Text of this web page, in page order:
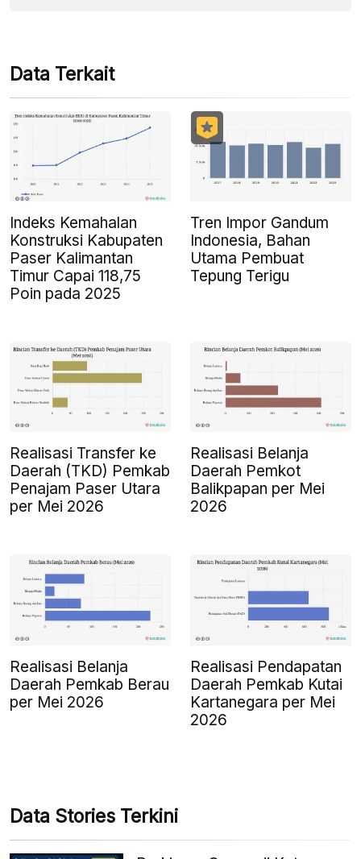
Data Terkait
Indeks Kemahalan
Konstruksi Kabupaten
Paser Kalimantan
Timur Capai 118,75
Poin pada 2025
Tren Impor Gandum
Indonesia, Bahan
Utama Pembuat
Tepung Terigu
Realisasi Transfer ke
Daerah (TKD) Pemkab
Penajam Paser Utara
per Mei 2026
Realisasi Belanja
Daerah Pemkot
Balikpapan per Mei
2026
Realisasi Belanja
Daerah Pemkab Berau
per Mei 2026
Realisasi Pendapatan
Daerah Pemkab Kutai
Kartanegara per Mei
2026
Data Stories Terkini